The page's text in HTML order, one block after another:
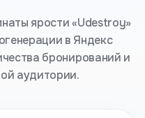
ярости «Udestroy»
в Яндекс
бронирований и
аудитории.